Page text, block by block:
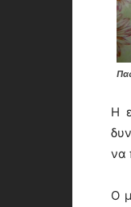
Η
να
Ο